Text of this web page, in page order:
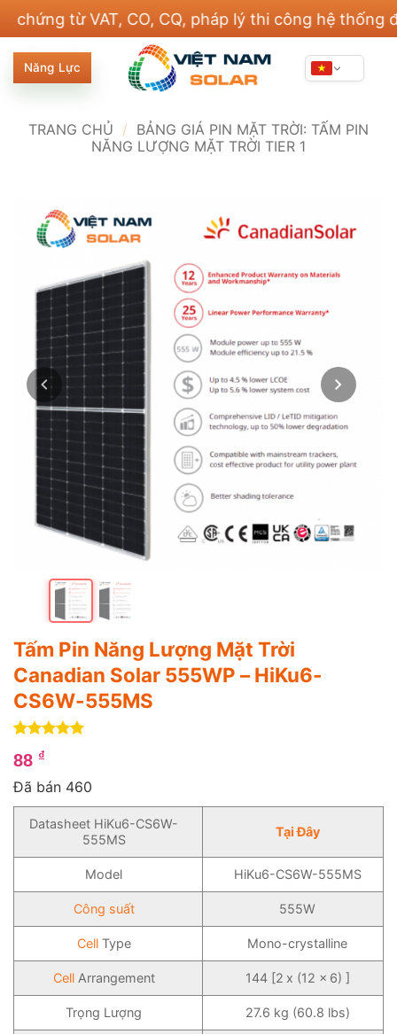
nội
dung
từ VAT, CO, CQ, pháp lý thi công hệ thống điện
Năng Lực
TRANG CHỦ / BẢNG GIÁ PIN MẶT TRỜI: TẤM PIN
NĂNG LƯỢNG MẶT TRỜI TIER 1
Tấm Pin Năng Lượng Mặt Trời
Canadian Solar 555WP – HiKu6-
CS6W-555MS
trên 5
dựa trên
88 ₫
Đã bán 460
Datasheet HiKu6-CS6W-
555MS
Tại Đây
Model HiKu6-CS6W-555MS
Công suất 555W
CellType Mono-crystalline
CellArrangement 144 [2 x (12 x 6) ]
Trọng Lượng 27.6 kg (60.8 lbs)